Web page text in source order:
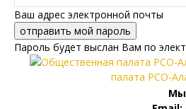
Ваш адрес электронной почты
Пароль будет выслан Вам по
палата РСО-
Мы